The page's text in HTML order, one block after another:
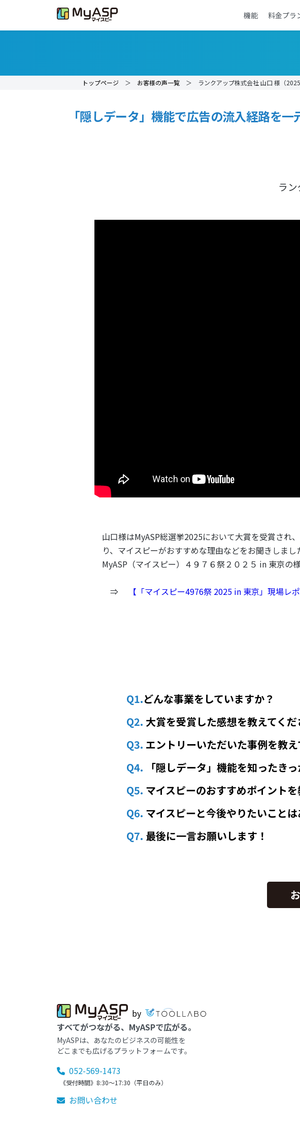
機能 料金プラ
トップページ ＞ お客様の声一覧 ＞ ランクアップ株式会社 山口 様（2025
「隠しデータ」機能で広告の流入経路を
ラ
山口様はMyASP総選挙2025において大賞を受賞され
り、マイスピーがおすすめな理由などをお聞きしまし
MyASP（マイスピー）４９７６祭２０２５ in 東京の
⇒ 【「マイスピー4976祭 2025 in 東京」現場レポ
Q1.どんな事業をしていますか？
Q2. 大賞を受賞した感想を教えてくだ
Q3. エントリーいただいた事例を教
Q4.
「隠しデータ」機能を知ったき
Q5. マイスピーのおすすめポイント
Q6. マイスピーと今後やりたいこと
Q7. 最後に一言お願いします！
by
すべてがつながる、MyASPで広がる。
MyASPは、あなたのビジネスの可能性を
どこまでも広げるプラットフォームです。
052-569-1473
《受付時間》8:30～17:30（平日のみ）
お問い合わせ